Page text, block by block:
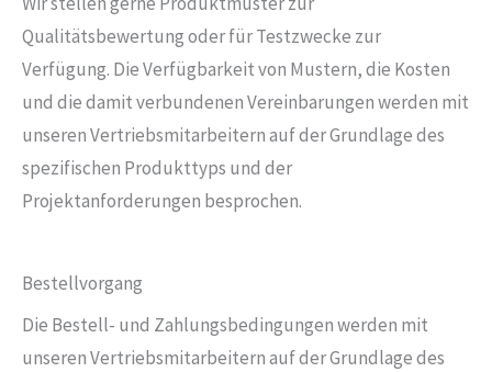
Qualitätsbewertung oder für Testzwecke zur
Verfügung. Die Verfügbarkeit von Mustern, die Kosten
und die damit verbundenen Vereinbarungen werden mit
unseren Vertriebsmitarbeitern auf der Grundlage des
spezifischen Produkttyps und der
Projektanforderungen besprochen.
Bestellvorgang
Die Bestell- und Zahlungsbedingungen werden mit
unseren Vertriebsmitarbeitern auf der Grundlage des